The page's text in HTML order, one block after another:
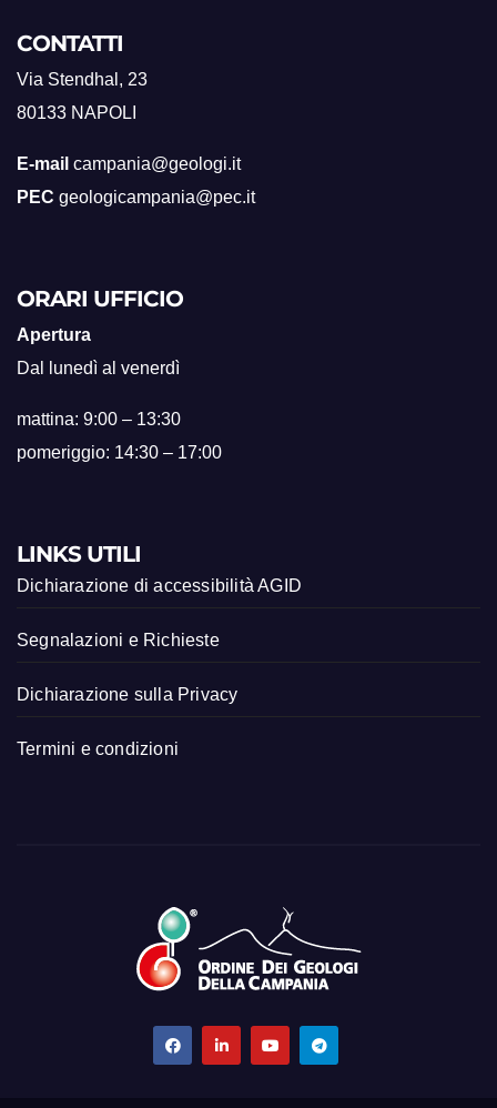
CONTATTI
Via Stendhal, 23
80133 NAPOLI
E-mail campania@geologi.it
PEC geologicampania@pec.it
ORARI UFFICIO
Apertura
Dal lunedì al venerdì
mattina: 9:00 – 13:30
pomeriggio: 14:30 – 17:00
LINKS UTILI
Dichiarazione di accessibilità AGID
Segnalazioni e Richieste
Dichiarazione sulla Privacy
Termini e condizioni